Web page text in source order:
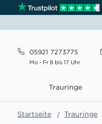
05921 7273775
Mo - Fr 8 bis 17 Uhr
Trauringe
Startseite Trauringe